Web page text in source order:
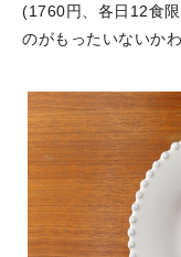
(1760円、各日12食
のがもったいないかわ